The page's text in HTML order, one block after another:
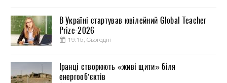
В Україні стартував ювілейний Global Teacher
Prize-2026
19:15, Сьогодні
Іранці створюють «живі щити» біля
енергооб’єктів